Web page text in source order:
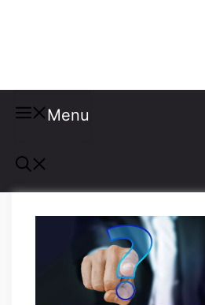
Menu